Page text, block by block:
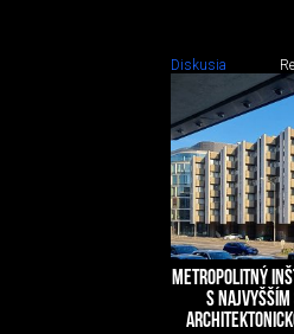
Diskusia
METROPOLITNÝ
S NAJVYŠŠÍM